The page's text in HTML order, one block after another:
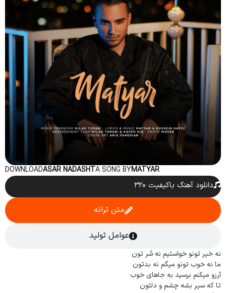
MATYAR
A SONG BY
ASAR NADASHT
DOWNLOAD
دانلود آهنگ باکیفیت ۳۲۰
متن ترانه
عوامل تولید
نه خیر تونو خواستیم نه شَر تون
ما نه خوب تونو میگم نه بدتون
آرزو میکنم برسید به جاهای خوب
تا که سیر بشه چشم و دلتون